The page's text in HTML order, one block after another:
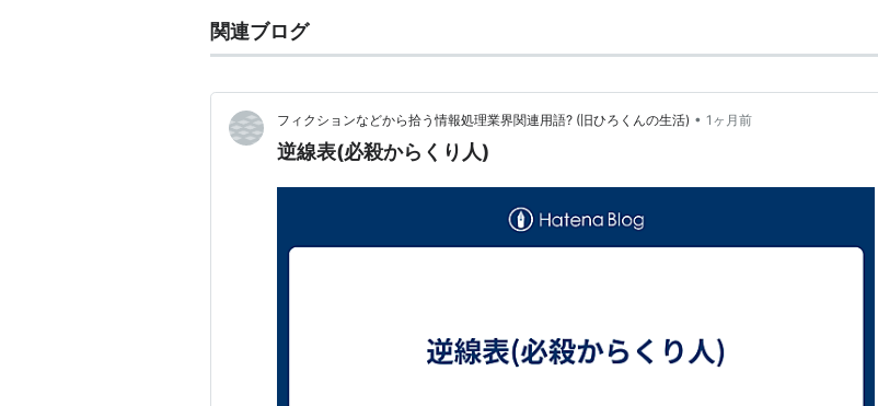
関連ブログ
フィクションなどから拾う情報処理業界関連用語? (旧ひろくんの生活) • 1ヶ月前
逆線表(必殺からくり人)